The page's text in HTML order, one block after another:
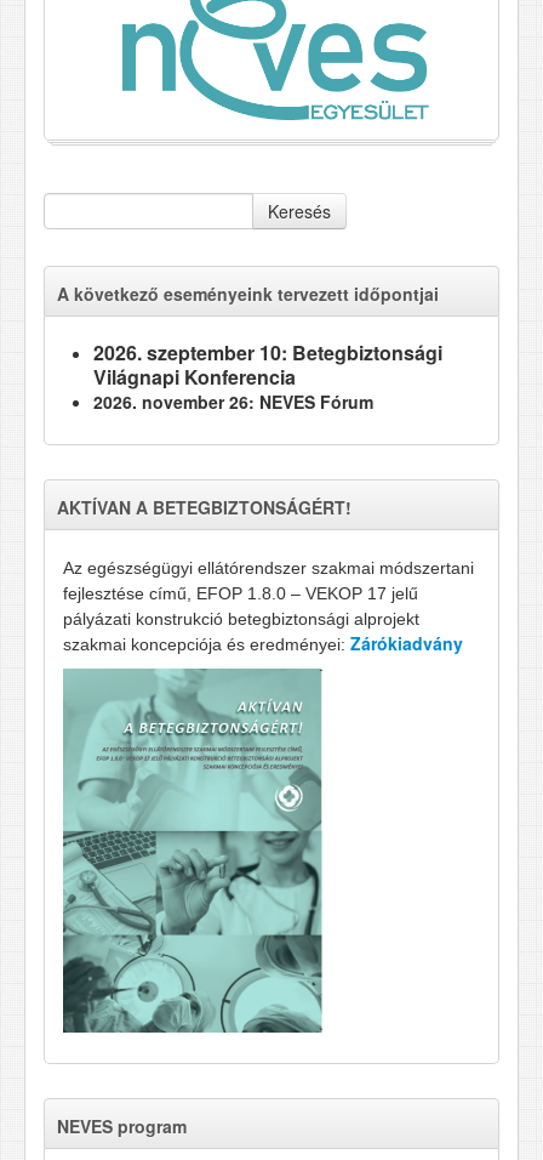
Keresés
A következő eseményeink tervezett időpontjai
2026. szeptember 10: Betegbiztonsági
Világnapi Konferencia
2026. november 26: NEVES Fórum
AKTÍVAN A BETEGBIZTONSÁGÉRT!
Az egészségügyi ellátórendszer szakmai módszertani
fejlesztése című, EFOP 1.8.0 – VEKOP 17 jelű
pályázati konstrukció betegbiztonsági alprojekt
szakmai koncepciója és eredményei: Zárókiadvány
NEVES program